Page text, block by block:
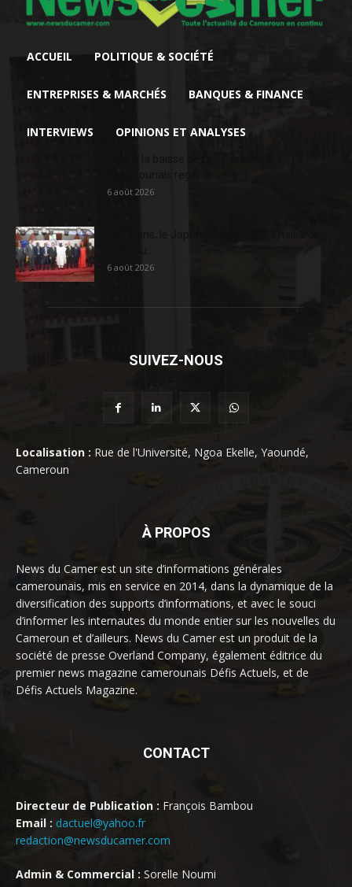
ACCUEIL POLITIQUE & SOCIÉTÉ
ENTREPRISES & MARCHÉS BANQUES & FINANCE
INTERVIEWS OPINIONS ET ANALYSES
6 août 2026
6 août 2026
SUIVEZ-NOUS
Localisation : Rue de l'Université, Ngoa Ekelle, Yaoundé,
Cameroun
À PROPOS
News du Camer est un site d’informations générales
camerounais, mis en service en 2014, dans la dynamique de la
diversification des supports d’informations, et avec le souci
d’informer les internautes du monde entier sur les nouvelles du
Cameroun et d’ailleurs. News du Camer est un produit de la
société de presse Overland Company, également éditrice du
premier news magazine camerounais Défis Actuels, et de
Défis Actuels Magazine.
CONTACT
Directeur de Publication : François Bambou
Email : dactuel@yahoo.fr
redaction@newsducamer.com
Admin & Commercial : Sorelle Noumi